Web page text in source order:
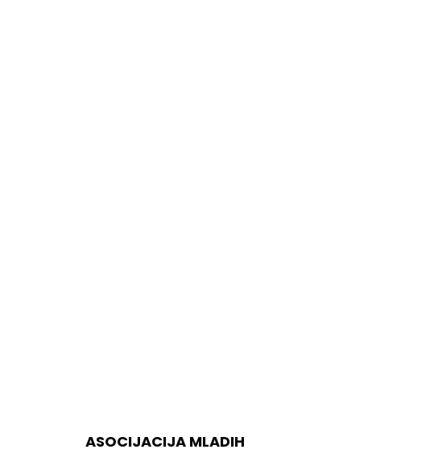
ASOCIJACIJA MLADIH